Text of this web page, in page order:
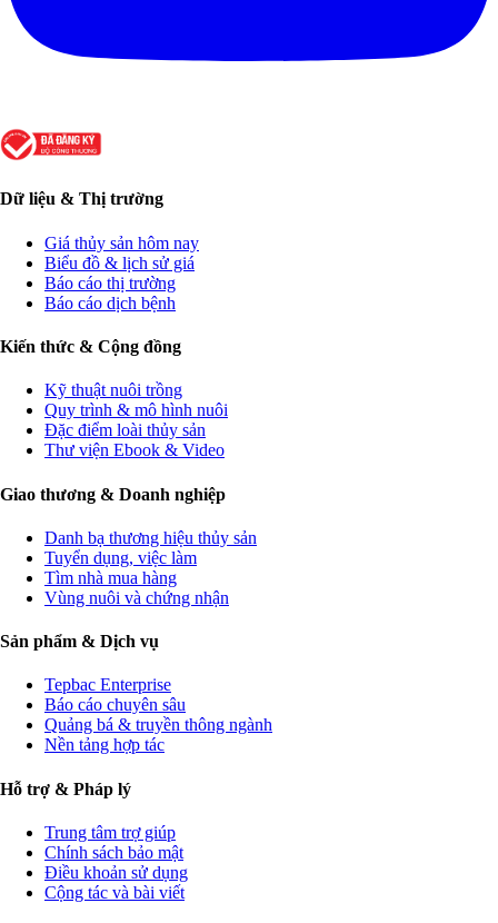
Dữ liệu & Thị trường
Giá thủy sản hôm nay
Biểu đồ & lịch sử giá
Báo cáo thị trường
Báo cáo dịch bệnh
Kiến thức & Cộng đồng
Kỹ thuật nuôi trồng
Quy trình & mô hình nuôi
Đặc điểm loài thủy sản
Thư viện Ebook & Video
Giao thương & Doanh nghiệp
Danh bạ thương hiệu thủy sản
Tuyển dụng, việc làm
Tìm nhà mua hàng
Vùng nuôi và chứng nhận
Sản phẩm & Dịch vụ
Tepbac Enterprise
Báo cáo chuyên sâu
Quảng bá & truyền thông ngành
Nền tảng hợp tác
Hỗ trợ & Pháp lý
Trung tâm trợ giúp
Chính sách bảo mật
Điều khoản sử dụng
Cộng tác và bài viết